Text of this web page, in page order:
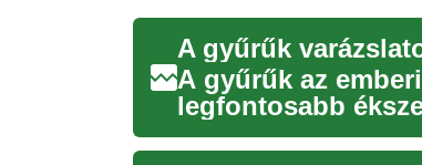
A gyűrűk
A gyűrűk az
legfontosabb
díszítőelemként